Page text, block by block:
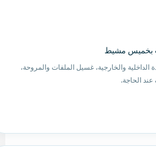
بخميس مشيط
الداخلية والخارجية، غسيل الملفات والمروحة،
الحاجة.